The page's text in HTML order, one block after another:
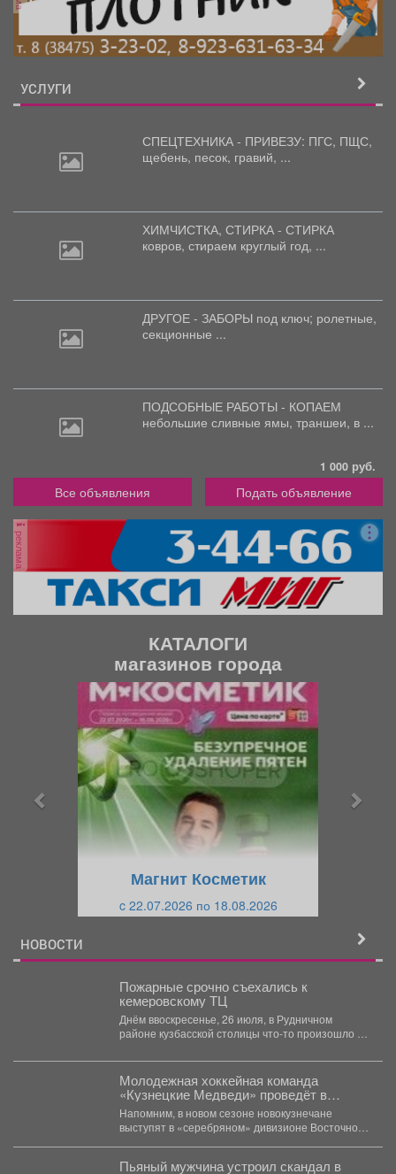
УСЛУГИ
СПЕЦТЕХНИКА - ПРИВЕЗУ: ПГС, ПЩС,
щебень, песок, гравий, ...
ХИМЧИСТКА, СТИРКА - СТИРКА
ковров, стираем круглый год, ...
ДРУГОЕ - ЗАБОРЫ под ключ; ролетные,
секционные ...
ПОДСОБНЫЕ РАБОТЫ - КОПАЕМ
небольшие сливные ямы, траншеи, в ...
1 000 руб.
Все объявления Подать объявление
реклама
КАТАЛОГИ
магазинов города
Магнит Косметик
c 22.07.2026 по 18.08.2026
НОВОСТИ
Пожарные срочно съехались к
кемеровскому ТЦ
Днём ввоскресенье, 26 июля, в Рудничном
районе кузбасской столицы что-то произошло в
Молодежная хоккейная команда
«Кузнецкие Медведи» проведёт в
предстоящем чемпионате МХЛ 54
матча.
Напомним, в новом сезоне новокузнечане
выступят в «серебряном» дивизионе Восточной
Пьяный мужчина устроил скандал в